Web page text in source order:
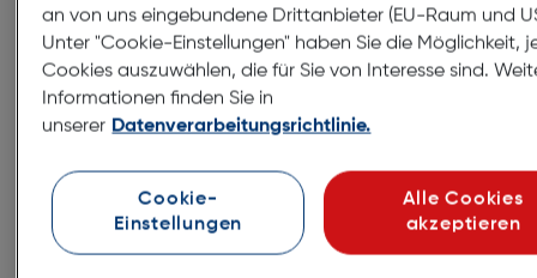
an von uns eingebundene Drittanbieter (EU-Raum und
Unter "Cookie-Einstellungen" haben Sie die Möglichkeit,
Cookies auszuwählen, die für Sie von Interesse sind.
Informationen finden Sie in
unserer Datenverarbeitungsrichtlinie.
Cookie-
Einstellungen
Alle Cookies
akzeptieren